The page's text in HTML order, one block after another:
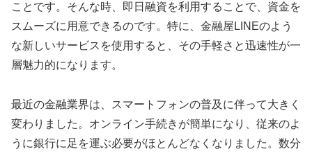
ことです。そんな時、即日融資を利用することで、資金を
スムーズに用意できるのです。特に、金融屋LINEのよう
な新しいサービスを使用すると、その手軽さと迅速性が一
層魅力的になります。
最近の金融業界は、スマートフォンの普及に伴って大きく
変わりました。オンライン手続きが簡単になり、従来のよ
うに銀行に足を運ぶ必要がほとんどなくなりました。数分